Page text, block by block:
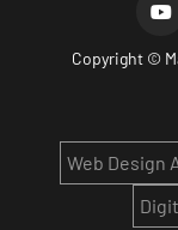
Copyright ©
Web Design